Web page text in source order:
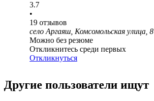
3.7
•
19 отзывов
село Аргаяш, Комсомольская улица, 8
Можно без резюме
Откликнитесь среди первых
Откликнуться
Другие пользователи ищут